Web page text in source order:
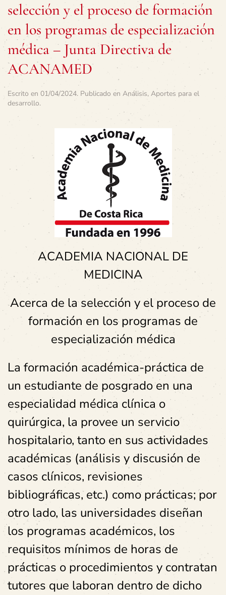
selección y el proceso de formación
en los programas de especialización
médica – Junta Directiva de
ACANAMED
Escrito en 01/04/2024. Publicado en Análisis, Aportes para el
desarrollo.
ACADEMIA NACIONAL DE
MEDICINA
Acerca de la selección y el proceso de
formación en los programas de
especialización médica
La formación académica-práctica de
un estudiante de posgrado en una
especialidad médica clínica o
quirúrgica, la provee un servicio
hospitalario, tanto en sus actividades
académicas (análisis y discusión de
casos clínicos, revisiones
bibliográficas, etc.) como prácticas; por
otro lado, las universidades diseñan
los programas académicos, los
requisitos mínimos de horas de
prácticas o procedimientos y contratan
tutores que laboran dentro de dicho